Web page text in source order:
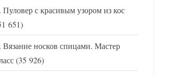
Пуловер с красивым узором из кос
651)
Вязание носков спицами. Мастер
(35 926)